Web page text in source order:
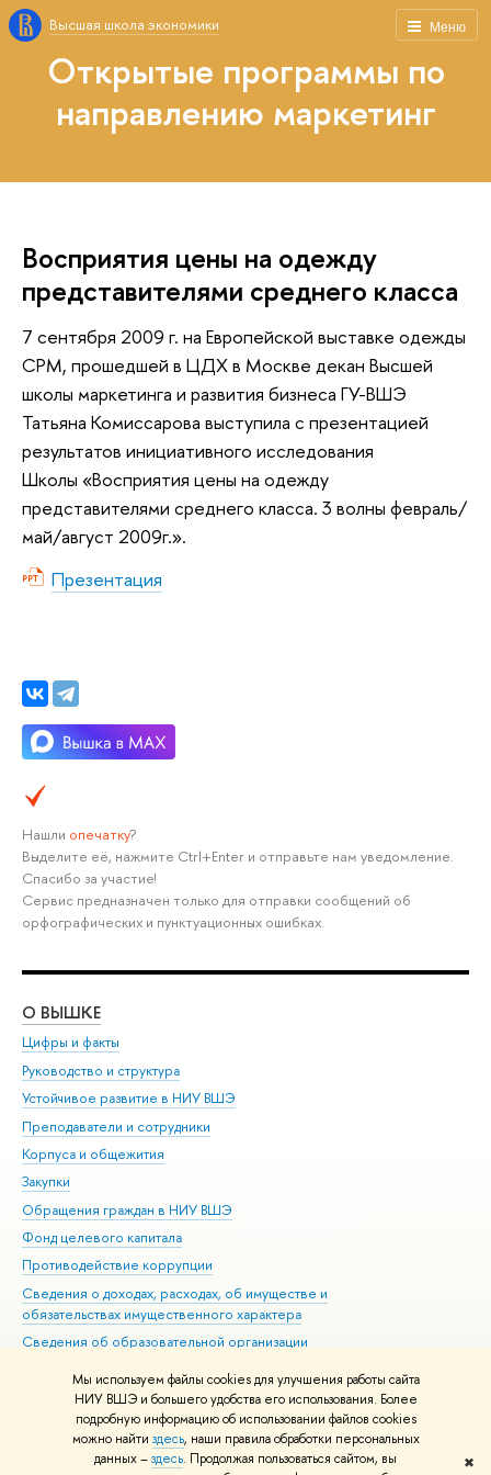
Мы используем файлы cookies для улучшения работы сайта
НИУ ВШЭ и большего удобства его использования. Более
подробную информацию об использовании файлов cookies
можно найти здесь, наши правила обработки персональных
данных –здесь. Продолжая пользоваться сайтом, вы
✖
Меню
Высшая школа экономики
Открытые программы по
направлению маркетинг
Восприятия цены на одежду
представителями среднего класса
7 сентября 2009 г. на Европейской выставке одежды
СРМ, прошедшей в ЦДХ в Москве декан Высшей
школы маркетинга и развития бизнеса ГУ-ВШЭ
Татьяна Комиссарова выступила с презентацией
результатов инициативного исследования
Школы «Восприятия цены на одежду
представителями среднего класса. 3 волны февраль/
май/август 2009г.».
Презентация
Нашли опечатку?
Выделите её, нажмите Ctrl+Enter и отправьте нам уведомление.
Спасибо за участие!
Сервис предназначен только для отправки сообщений об
орфографических и пунктуационных ошибках.
О ВЫШКЕ
Цифры и факты
Руководство и структура
Устойчивое развитие в НИУ ВШЭ
Преподаватели и сотрудники
Корпуса и общежития
Закупки
Обращения граждан в НИУ ВШЭ
Фонд целевого капитала
Противодействие коррупции
Сведения о доходах, расходах, об имуществе и
обязательствах имущественного характера
Сведения об образовательной организации
Людям с ограниченными возможностями здоровья
Единая платежная страница
Работа в Вышке